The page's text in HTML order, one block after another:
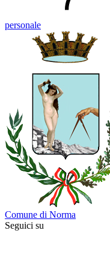
personale
Comune di Norma
Seguici su